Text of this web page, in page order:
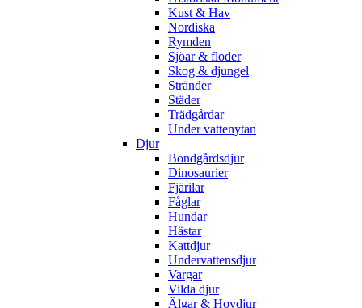
Kust & Hav
Nordiska
Rymden
Sjöar & floder
Skog & djungel
Stränder
Städer
Trädgårdar
Under vattenytan
Djur
Bondgårdsdjur
Dinosaurier
Fjärilar
Fåglar
Hundar
Hästar
Kattdjur
Undervattensdjur
Vargar
Vilda djur
Älgar & Hovdjur